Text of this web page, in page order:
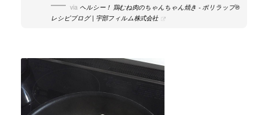
via ヘルシー！ 鶏むね肉のちゃんちゃん焼き - ポリラップ®
レシピブログ | 宇部フィルム株式会社